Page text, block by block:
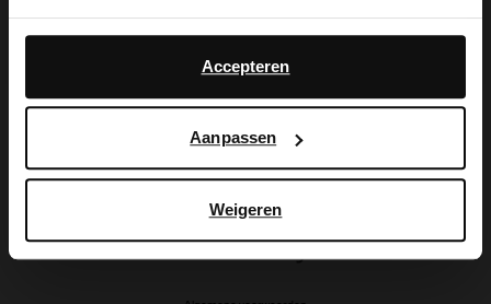
Daarnaast werken wij samen met Google voor
advertentie- en meetdoeleinden. Meer informatie over
hoe Google uw persoonsgegevens gebruikt, vindt u op
Accepteren
Aanpassen
Weigeren
Studentenkorting
Tiktok Facebook
8.7
English
No, stay in Dutch